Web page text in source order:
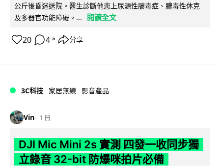
公斤後昏迷送院。醫生診斷他患上尿源性膿毒症、膿毒性休克
及多器官功能障礙。...
閱讀全文
20 4 ↗ 分享
3C科技 家居無線 影音產品
Vin 1 日
DJI Mic Mini 2s 實測 四發一收同步獨
立錄音 32-bit 防爆咪拍片必備